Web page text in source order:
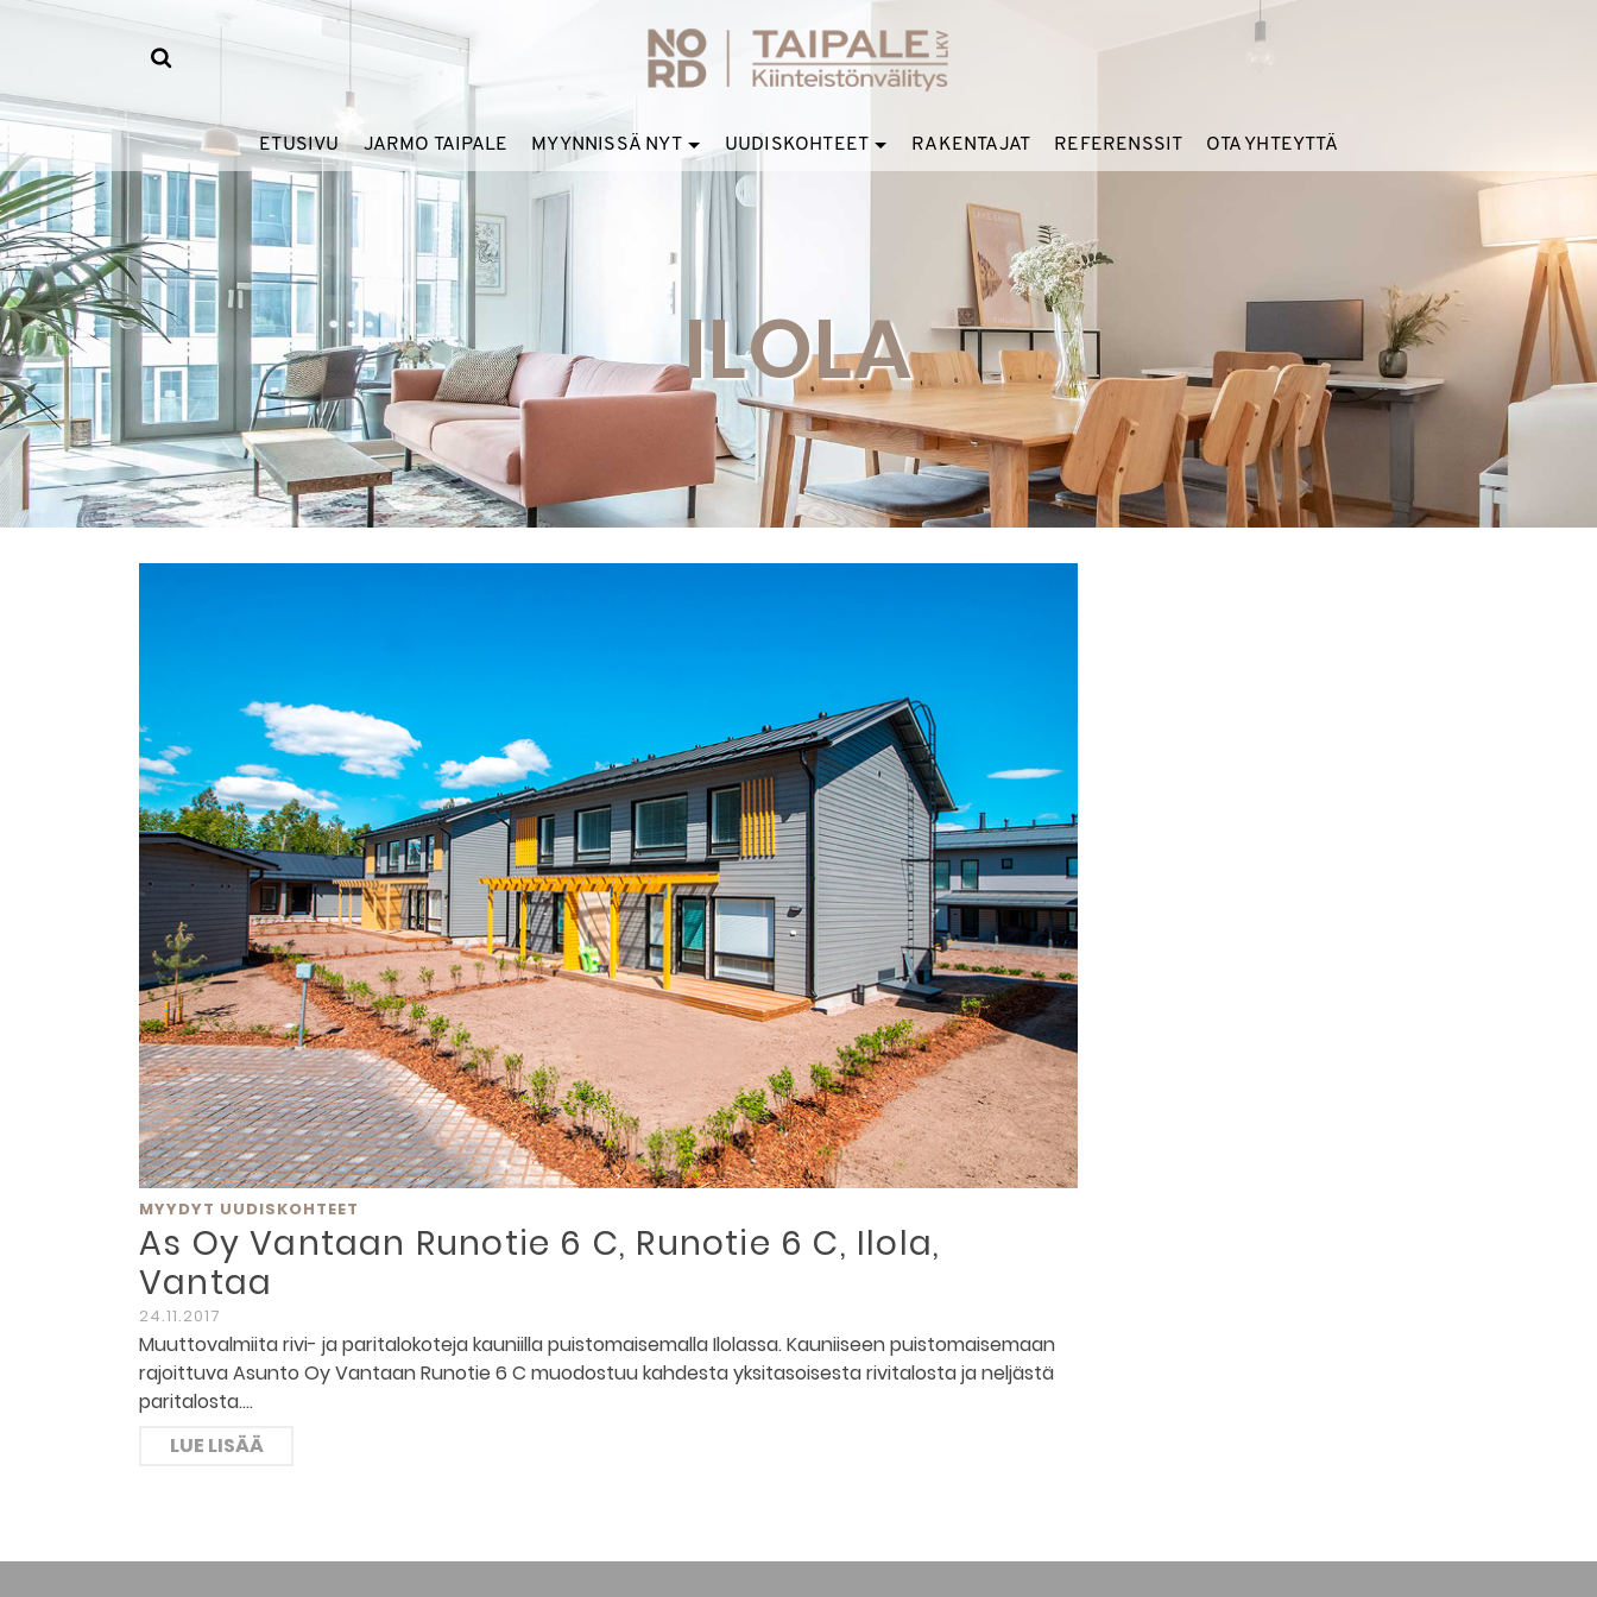
ETUSIVU JARMO TAIPALE MYYNNISSÄ NYT UUDISKOHTEET RAKENTAJAT REFERENSSIT OTA YHTEYTTÄ
ILOLA
MYYDYT UUDISKOHTEET
As Oy Vantaan Runotie 6 C, Runotie 6 C, Ilola,
Vantaa
24.11.2017
Muuttovalmiita rivi- ja paritalokoteja kauniilla puistomaisemalla Ilolassa. Kauniiseen puistomaisemaan
rajoittuva Asunto Oy Vantaan Runotie 6 C muodostuu kahdesta yksitasoisesta rivitalosta ja neljästä
paritalosta.…
LUE LISÄÄ